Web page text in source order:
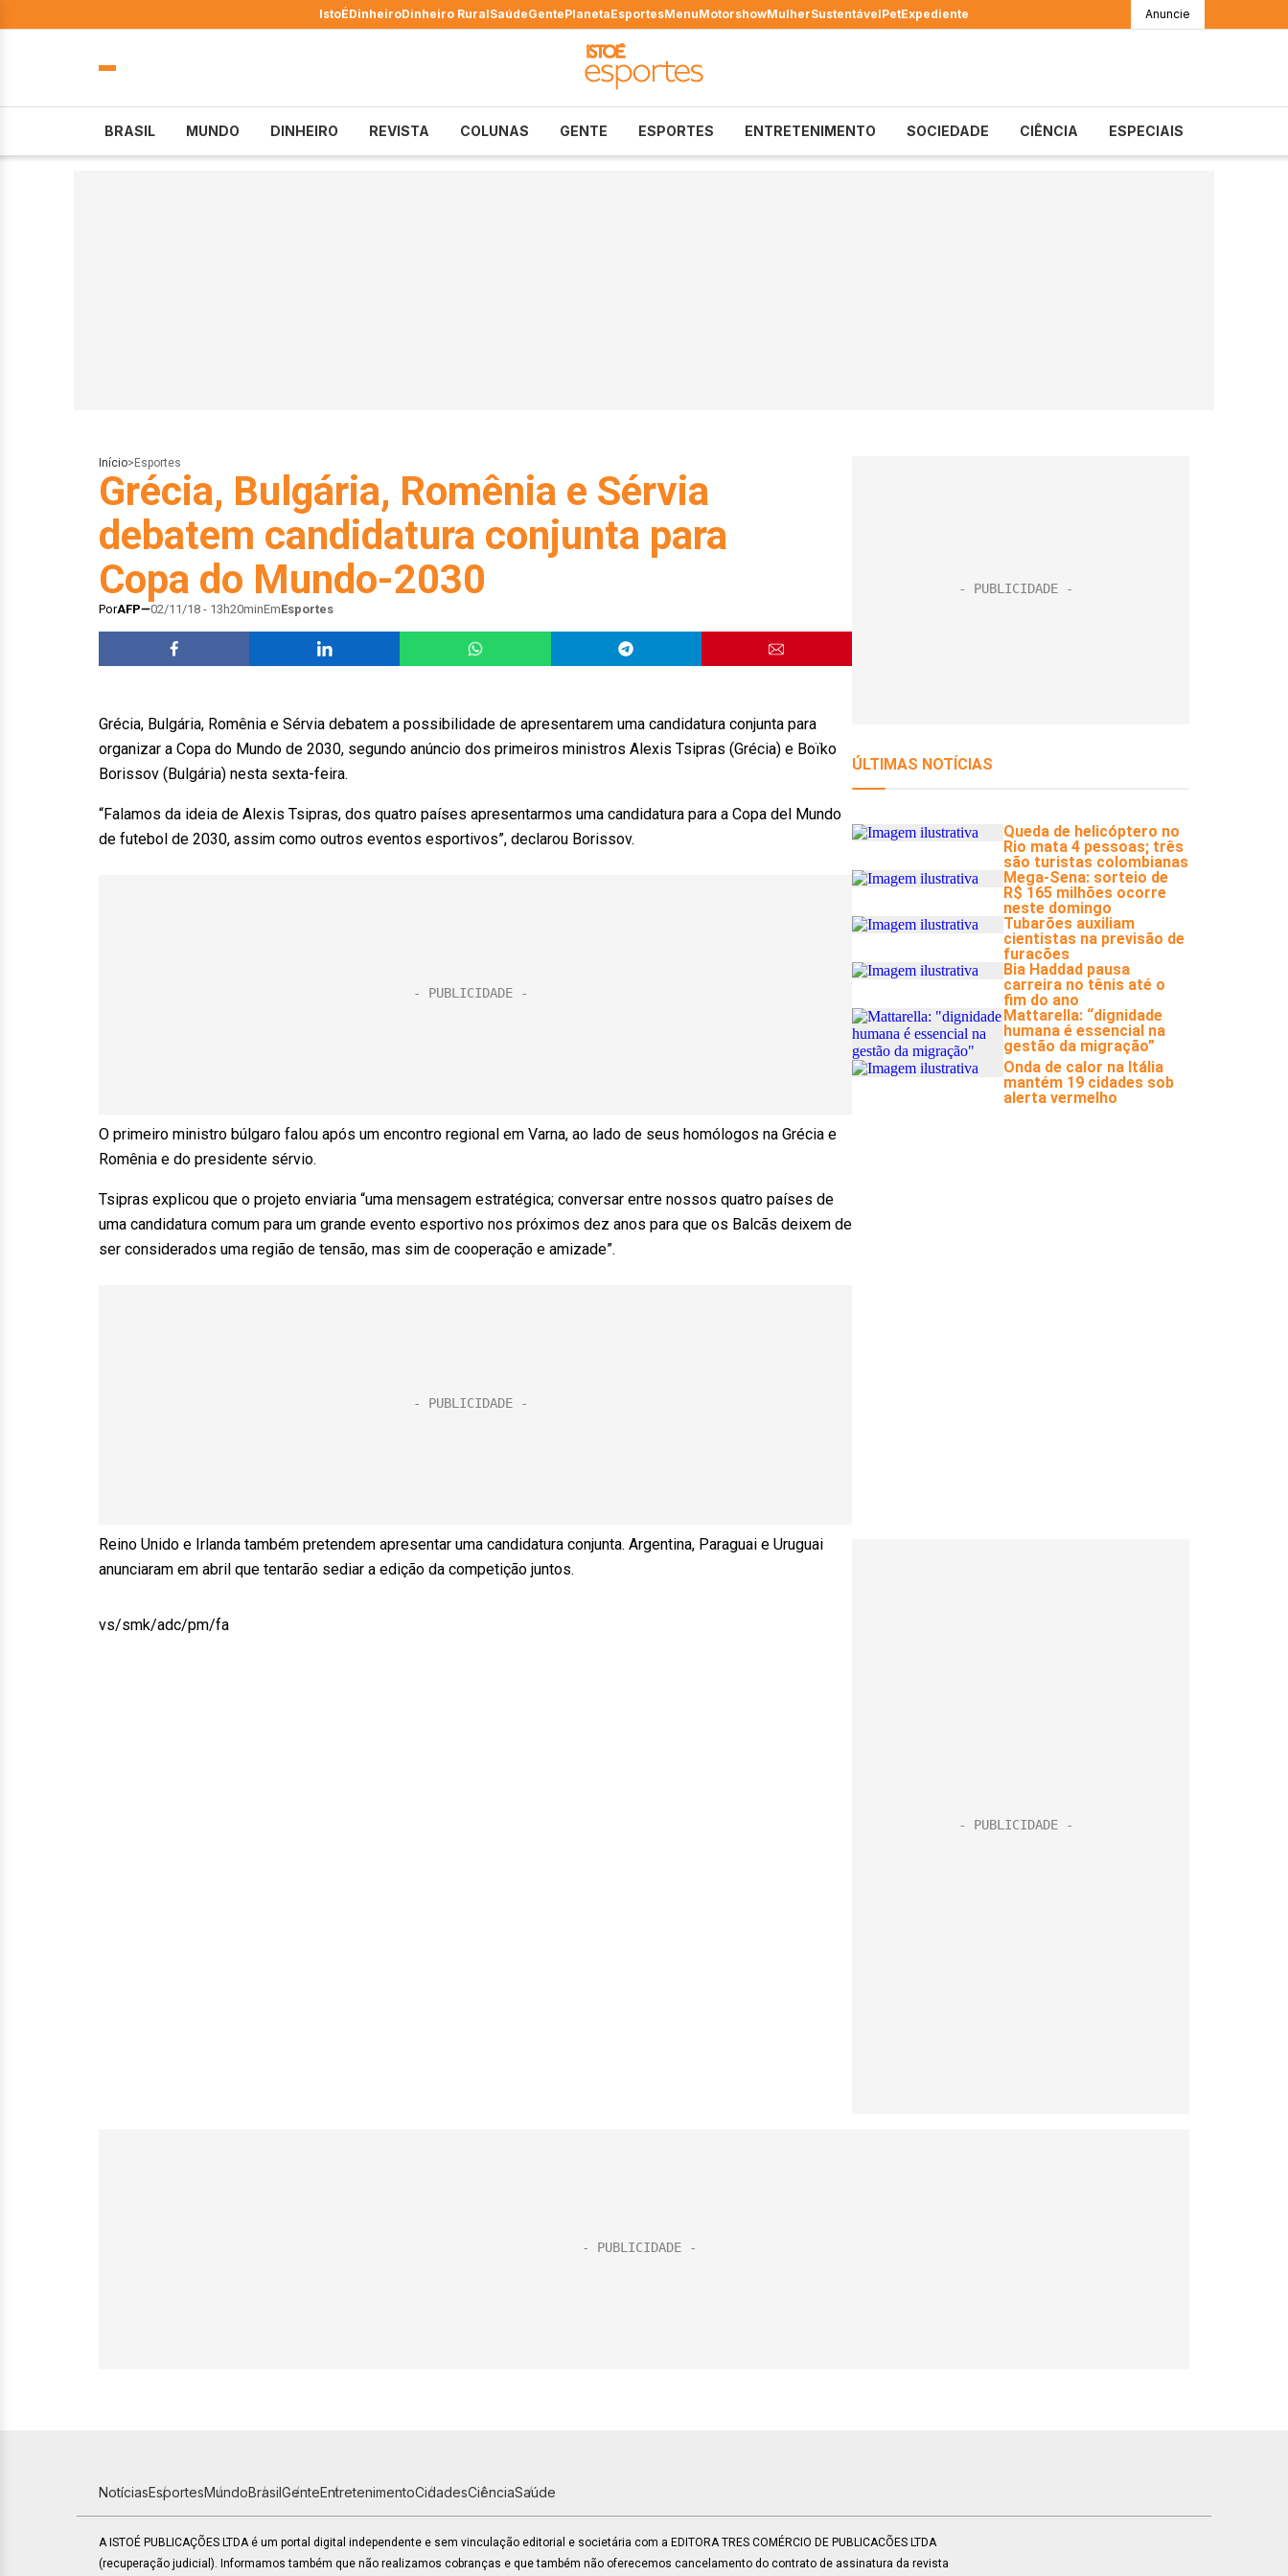
IstoÉDinheiroDinheiro RuralSaúdeGentePlanetaEsportesMenuMotorshowMulherSustentávelPetExpediente Anuncie
BRASIL MUNDO DINHEIRO REVISTA COLUNAS GENTE ESPORTES ENTRETENIMENTO SOCIEDADE CIÊNCIA ESPECIAIS
Início> Esportes
Grécia, Bulgária, Romênia e Sérvia
debatem candidatura conjunta para
Copa do Mundo-2030
PorAFP 02/11/18 - 13h20minEmEsportes
Grécia, Bulgária, Romênia e Sérvia debatem a possibilidade de apresentarem uma candidatura conjunta para
organizar a Copa do Mundo de 2030, segundo anúncio dos primeiros ministros Alexis Tsipras (Grécia) e Boïko
Borissov (Bulgária) nesta sexta-feira.
“Falamos da ideia de Alexis Tsipras, dos quatro países apresentarmos uma candidatura para a Copa del Mundo
de futebol de 2030, assim como outros eventos esportivos”, declarou Borissov.
O primeiro ministro búlgaro falou após um encontro regional em Varna, ao lado de seus homólogos na Grécia e
Romênia e do presidente sérvio.
Tsipras explicou que o projeto enviaria “uma mensagem estratégica; conversar entre nossos quatro países de
uma candidatura comum para um grande evento esportivo nos próximos dez anos para que os Balcãs deixem de
ser considerados uma região de tensão, mas sim de cooperação e amizade”.
Reino Unido e Irlanda também pretendem apresentar uma candidatura conjunta. Argentina, Paraguai e Uruguai
anunciaram em abril que tentarão sediar a edição da competição juntos.
vs/smk/adc/pm/fa
NotíciasEsportesMundoBrasilGenteEntretenimentoCidadesCiênciaSaúde
A ISTOÉ PUBLICAÇÕES LTDA é um portal digital independente e sem vinculação editorial e societária com a EDITORA TRES COMÉRCIO DE PUBLICACÕES LTDA
(recuperação judicial). Informamos também que não realizamos cobranças e que também não oferecemos cancelamento do contrato de assinatura da revista